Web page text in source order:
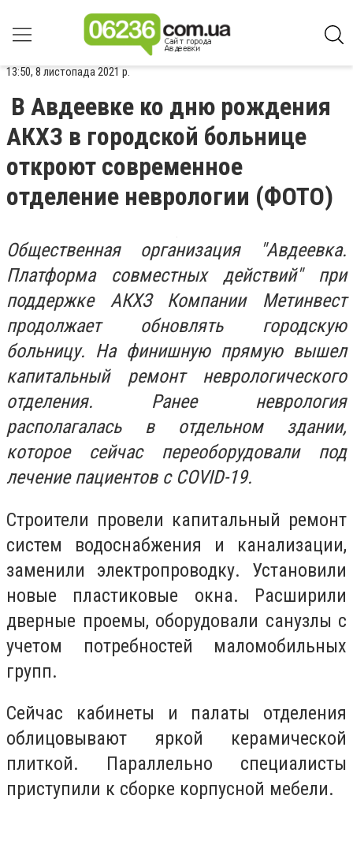
13:50, 8 листопада 2021 р.
В Авдеевке ко дню рождения
АКХЗ в городской больнице
откроют современное
отделение неврологии (ФОТО)
Общественная организация "Авдеевка.
Платформа совместных действий" при
поддержке АКХЗ Компании Метинвест
продолжает обновлять городскую
больницу. На финишную прямую вышел
капитальный ремонт неврологического
отделения. Ранее неврология
располагалась в отдельном здании,
которое сейчас переоборудовали под
лечение пациентов с COVID-19.
Строители провели капитальный ремонт
систем водоснабжения и канализации,
заменили электропроводку. Установили
новые пластиковые окна. Расширили
дверные проемы, оборудовали санузлы с
учетом потребностей маломобильных
групп.
Сейчас кабинеты и палаты отделения
облицовывают яркой керамической
плиткой. Параллельно специалисты
приступили к сборке корпусной мебели.